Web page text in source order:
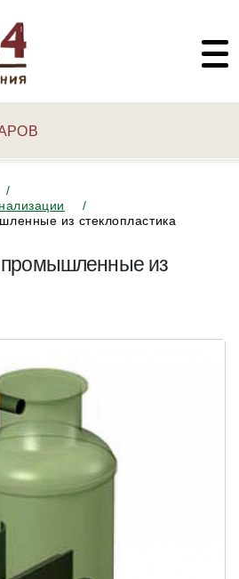
из стеклопластика
из